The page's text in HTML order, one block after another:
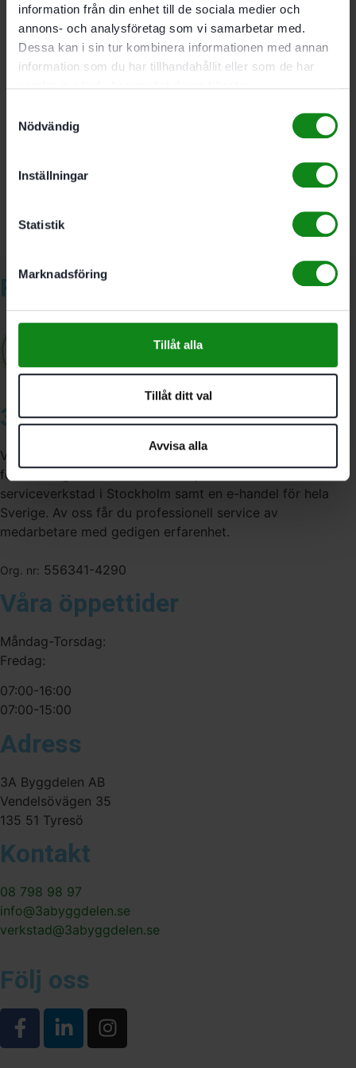
information från din enhet till de sociala medier och
annons- och analysföretag som vi samarbetar med.
Dessa kan i sin tur kombinera informationen med annan
information som du har tillhandahållit eller som de har
Nödvändig
Inställningar
Statistik
Marknadsföring
Tillåt alla
Tillåt ditt val
Avvisa alla
Plasttäckskydd för DOMINO-hål D14
Färg: Mörkbrun
Förpackning 32 Antal
Det finns inga recensioner än.
D14 brn1/32”
för att skriva en recension.
Relaterade produkter
3A Byggdelen
Vi är återförsäljare av elverktyg, tillbehör, infästning och
förbrukningsmaterial. Vi har en fysisk butik och
serviceverkstad i Stockholm samt en e-handel för hela
Sverige. Av oss får du professionell service av
medarbetare med gedigen erfarenhet.
Org. nr: 556341-4290
Våra öppettider
Måndag-Torsdag:
Fredag:
07:00-16:00
07:00-15:00
Adress
3A Byggdelen AB
Vendelsövägen 35
135 51 Tyresö
Kontakt
08 798 98 97
info@3abyggdelen.se
verkstad@3abyggdelen.se
Följ oss